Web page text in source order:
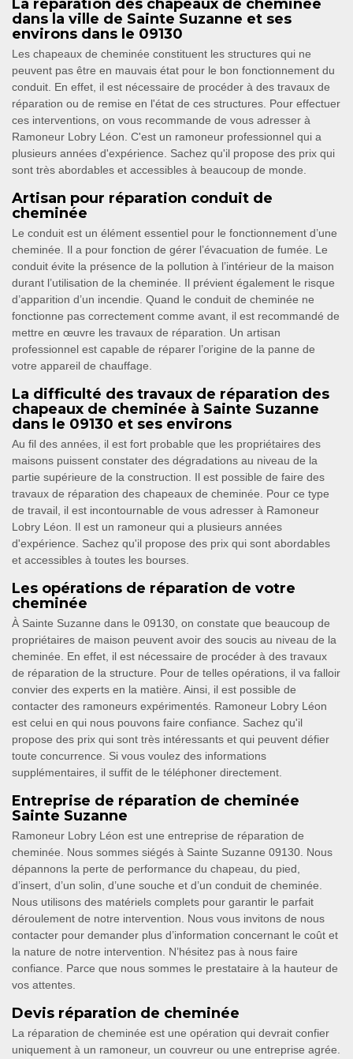
La réparation des chapeaux de cheminée
dans la ville de Sainte Suzanne et ses
environs dans le 09130
Les chapeaux de cheminée constituent les structures qui ne
peuvent pas être en mauvais état pour le bon fonctionnement du
conduit. En effet, il est nécessaire de procéder à des travaux de
réparation ou de remise en l'état de ces structures. Pour effectuer
ces interventions, on vous recommande de vous adresser à
Ramoneur Lobry Léon. C'est un ramoneur professionnel qui a
plusieurs années d'expérience. Sachez qu'il propose des prix qui
sont très abordables et accessibles à beaucoup de monde.
Artisan pour réparation conduit de
cheminée
Le conduit est un élément essentiel pour le fonctionnement d’une
cheminée. Il a pour fonction de gérer l’évacuation de fumée. Le
conduit évite la présence de la pollution à l’intérieur de la maison
durant l’utilisation de la cheminée. Il prévient également le risque
d’apparition d’un incendie. Quand le conduit de cheminée ne
fonctionne pas correctement comme avant, il est recommandé de
mettre en œuvre les travaux de réparation. Un artisan
professionnel est capable de réparer l’origine de la panne de
votre appareil de chauffage.
La difficulté des travaux de réparation des
chapeaux de cheminée à Sainte Suzanne
dans le 09130 et ses environs
Au fil des années, il est fort probable que les propriétaires des
maisons puissent constater des dégradations au niveau de la
partie supérieure de la construction. Il est possible de faire des
travaux de réparation des chapeaux de cheminée. Pour ce type
de travail, il est incontournable de vous adresser à Ramoneur
Lobry Léon. Il est un ramoneur qui a plusieurs années
d'expérience. Sachez qu'il propose des prix qui sont abordables
et accessibles à toutes les bourses.
Les opérations de réparation de votre
cheminée
À Sainte Suzanne dans le 09130, on constate que beaucoup de
propriétaires de maison peuvent avoir des soucis au niveau de la
cheminée. En effet, il est nécessaire de procéder à des travaux
de réparation de la structure. Pour de telles opérations, il va falloir
convier des experts en la matière. Ainsi, il est possible de
contacter des ramoneurs expérimentés. Ramoneur Lobry Léon
est celui en qui nous pouvons faire confiance. Sachez qu'il
propose des prix qui sont très intéressants et qui peuvent défier
toute concurrence. Si vous voulez des informations
supplémentaires, il suffit de le téléphoner directement.
Entreprise de réparation de cheminée
Sainte Suzanne
Ramoneur Lobry Léon est une entreprise de réparation de
cheminée. Nous sommes siégés à Sainte Suzanne 09130. Nous
dépannons la perte de performance du chapeau, du pied,
d’insert, d’un solin, d’une souche et d’un conduit de cheminée.
Nous utilisons des matériels complets pour garantir le parfait
déroulement de notre intervention. Nous vous invitons de nous
contacter pour demander plus d’information concernant le coût et
la nature de notre intervention. N’hésitez pas à nous faire
confiance. Parce que nous sommes le prestataire à la hauteur de
vos attentes.
Devis réparation de cheminée
La réparation de cheminée est une opération qui devrait confier
uniquement à un ramoneur, un couvreur ou une entreprise agrée.